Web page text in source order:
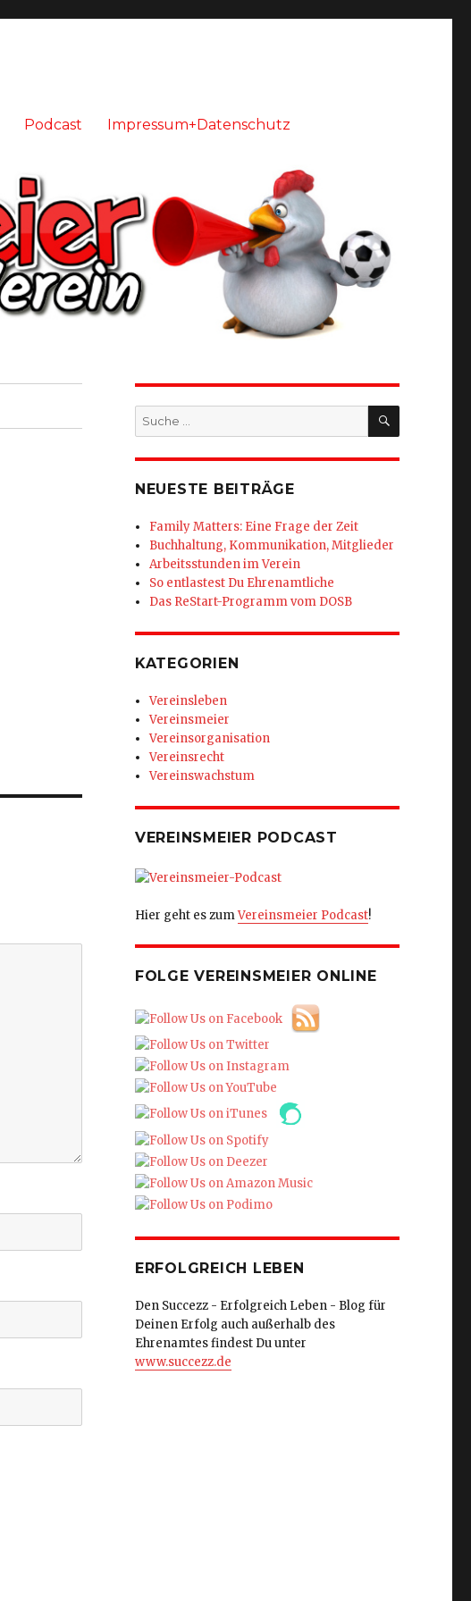
Podcast Impressum+Datenschutz
Suche
nach:
SUCHEN
NEUESTE BEITRÄGE
Family Matters: Eine Frage der Zeit
Buchhaltung, Kommunikation, Mitglieder
Arbeitsstunden im Verein
So entlastest Du Ehrenamtliche
Das ReStart-Programm vom DOSB
KATEGORIEN
Vereinsleben
Vereinsmeier
Vereinsorganisation
Vereinsrecht
Vereinswachstum
VEREINSMEIER PODCAST
Hier geht es zumVereinsmeier Podcast!
FOLGE VEREINSMEIER ONLINE
ERFOLGREICH LEBEN
Den Succezz - Erfolgreich Leben - Blog für
Deinen Erfolg auch außerhalb des
Ehrenamtes findest Du unter
www.succezz.de